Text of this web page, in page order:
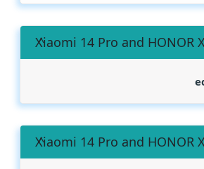
Xiaomi 14 Pro and HONOR
Xiaomi 14 Pro and HONOR